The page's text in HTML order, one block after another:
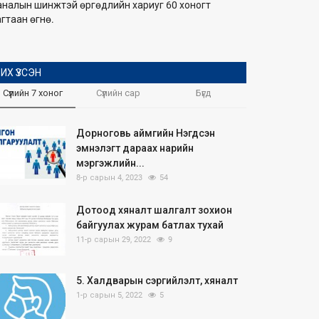
шинжтэй өргөдлийн хариуг 60 хоногт
өгнө.
ИХ ҮЗСЭН
Сүүлийн 7 хоног Сүүлийн сар Бүгд
Дорноговь аймгийн Нэгдсэн
эмнэлэгт дараах нарийн
мэргэжлийн...
8-р сарын 4, 2023 54
Дотоод хяналт шалгалт зохион
байгуулах журам батлах тухай
11-р сарын 29, 2022 9
5. Халдварын сэргийлэлт, хяналт
1-р сарын 5, 2022 5